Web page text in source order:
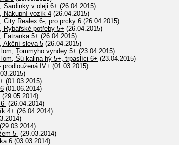
Sardinky v oleji 6+ (26.04.2015)
Nákupní vozík 4 (26.04.2015)
City Realex 6-, pro prcky 6 (26.04.2015)
Rybářské potřeby 5+ (26.04.2015)
Fatranka 5+ (26.04.2015)
Akční sleva 5 (26.04.2015)
Tommyho vyndey 5+ (23.04.2015)
Šú kalina hý 5+, trpaslíci 6+ (23.04.2015)
IV+ (01.03.2015)
(01.03.2015)
(01.06.2014)
(29.05.2014)
(26.04.2014)
4+ (26.04.2014)
(29.03.2014)
5- (29.03.2014)
6 (03.03.2014)